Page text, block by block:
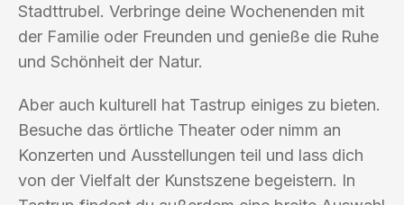
Stadttrubel. Verbringe deine Wochenenden mit
der Familie oder Freunden und genieße die Ruhe
und Schönheit der Natur.
Aber auch kulturell hat Tastrup einiges zu bieten.
Besuche das örtliche Theater oder nimm an
Konzerten und Ausstellungen teil und lass dich
von der Vielfalt der Kunstszene begeistern. In